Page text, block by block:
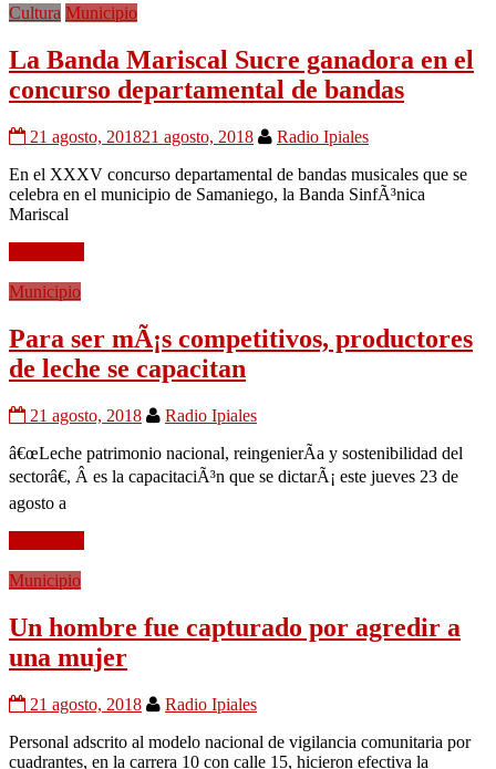
Cultura Municipio
La Banda Mariscal Sucre ganadora en el
concurso departamental de bandas
21 agosto, 201821 agosto, 2018
Radio Ipiales
En el XXXV concurso departamental de bandas musicales que se
celebra en el municipio de Samaniego, la Banda SinfÃ³nica
Mariscal
Municipio
Para ser mÃ¡s competitivos, productores
de leche se capacitan
21 agosto, 2018
Radio Ipiales
â€œLeche patrimonio nacional, reingenierÃ­a y sostenibilidad del
sectorâ€, Â es la capacitaciÃ³n que se dictarÃ¡ este jueves 23 de
agosto a
Municipio
Un hombre fue capturado por agredir a
una mujer
21 agosto, 2018
Radio Ipiales
Personal adscrito al modelo nacional de vigilancia comunitaria por
cuadrantes, en la carrera 10 con calle 15, hicieron efectiva la